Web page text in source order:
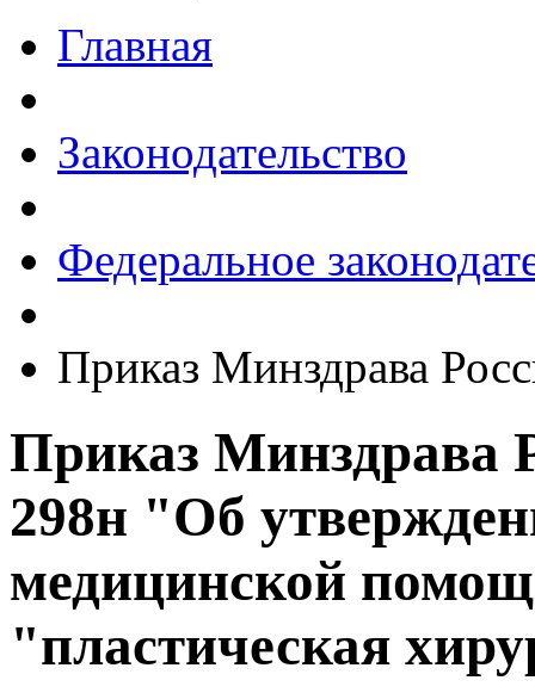
Главная
Законодательство
Федеральное
Приказ Минздрава
Приказ Минздрава
298н "Об
медицинской
"пластическая